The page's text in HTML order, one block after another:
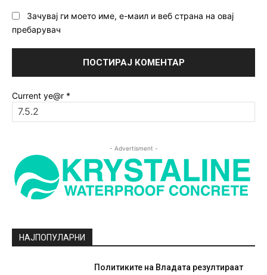
Зачувај ги моето име, е-маил и веб страна на овај
пребарувач
Current ye@r *
- Advertisment -
НАЈПОПУЛАРНИ
Политиките на Владата резултираат